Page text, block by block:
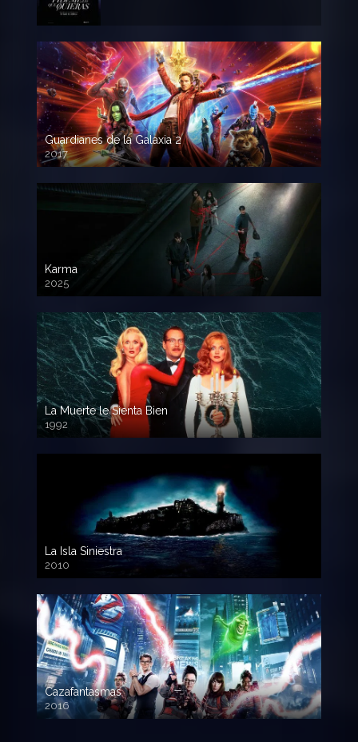
Guardianes de la Galaxia 2
2017
720p HD
Karma
2025
La Muerte le Sienta Bien
1992
720p HD
La Isla Siniestra
2010
720p HD
Cazafantasmas
2016
720p HD